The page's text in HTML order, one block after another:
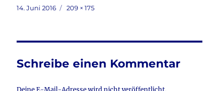
c
b
o
o
it
r
ai le
Veröffentlicht
14. Juni 2016
Volle
209 × 175
Schreibe einen Kommentar